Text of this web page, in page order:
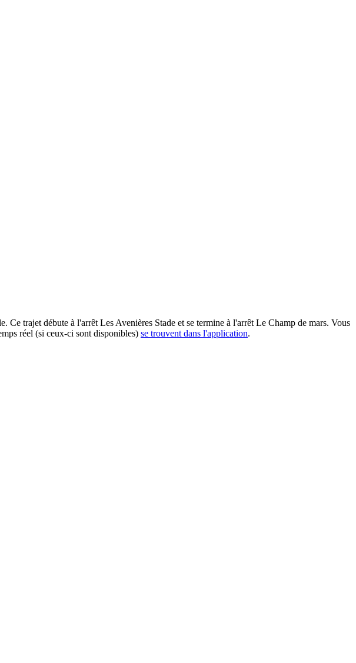
trajet débute à l'arrêt Les Avenières Stade et se termine à l'arrêt Le Champ de mars. Vous
réel (si ceux-ci sont disponibles) se trouvent dans l'application.